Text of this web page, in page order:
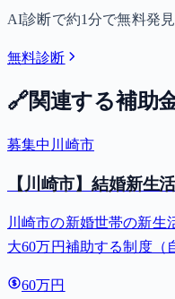
AI診断で約1分で無料発見
無料診断
🔗関連する補助
募集中 川崎市
【川崎市】結婚新生
川崎市の新婚世帯の新生
大60万円補助する制度（
60万円